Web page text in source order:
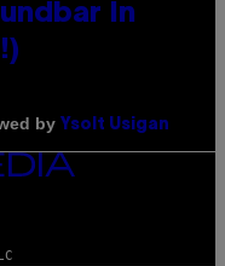
In
by Ysolt Usigan